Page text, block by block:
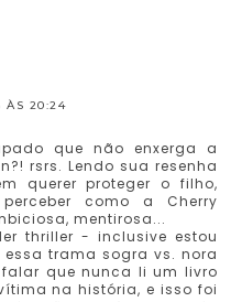
ÀS 20:24
que não enxerga a
rsrs. Lendo sua resenha
querer proteger o filho,
como a Cherry
mentirosa...
thriller - inclusive estou
trama sogra vs. nora
que nunca li um livro
na história, e isso foi